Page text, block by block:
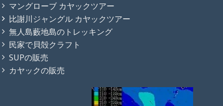
マングローブ カヤックツアー
比謝川ジャングル カヤックツアー
無人島藪地島のトレッキング
民家で貝殻クラフト
SUPの販売
カヤックの販売